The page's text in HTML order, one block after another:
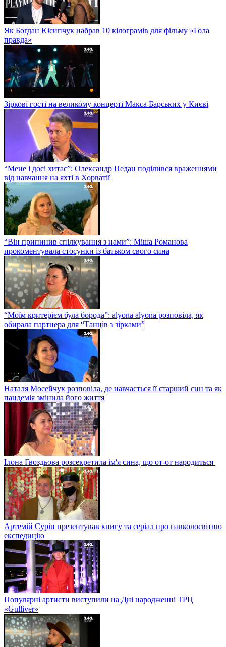
Як Богдан Юсипчук набрав 10 кілограмів для фільму «Гола
правда»
Зіркові гості на великому концерті Макса Барських у Києві
“Мене і досі хитає”: Олександр Педан поділився враженнями
від навчання на яхті в Хорватії
“Він припинив спілкування з нами”: Міша Романова
прокоментувала стосунки із батьком свого сина
“Моїм критерієм була борода”: alyona alyona розповіла, як
обирала партнера для “Танців з зірками”
Наталя Мосейчук розповіла, де навчається її старший син та як
пандемія змінила його життя
Ілона Гвоздьова розсекретила ім'я сина, що от-от народиться
Артемій Сурін презентував книгу та серіал про навколосвітню
експедицію
Популярні артисти виступили на Дні народженні ТРЦ
«Gulliver»